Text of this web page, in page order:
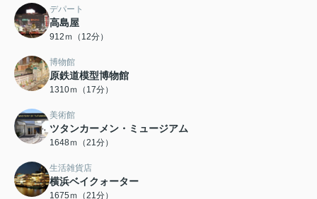
デパート
高島屋
912ｍ（12分）
博物館
原鉄道模型博物館
1310ｍ（17分）
美術館
ツタンカーメン・ミュージアム
1648ｍ（21分）
生活雑貨店
横浜ベイクォーター
1675ｍ（21分）